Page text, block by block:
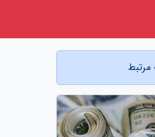
مرتبط